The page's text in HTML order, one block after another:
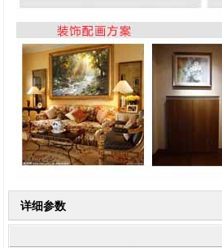
详细参数